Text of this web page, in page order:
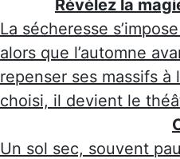
Révélez la
La sécheresse
alors que l’automne
repenser ses massifs à
choisi, il devient le
Un sol sec, souvent